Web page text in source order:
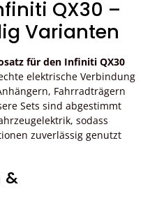
QX30 –
Varianten
für den Infiniti QX30
elektrische Verbindung
Fahrradträgern
Sets sind abgestimmt
sodass
zuverlässig genutzt
&